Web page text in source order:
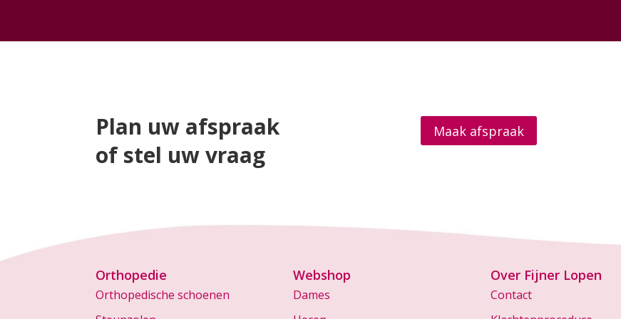
Plan uw afspraak
of stel uw vraag
Maak afspraak
Orthopedie
Orthopedische schoenen
Webshop
Dames
Over Fijner Lopen
Contact